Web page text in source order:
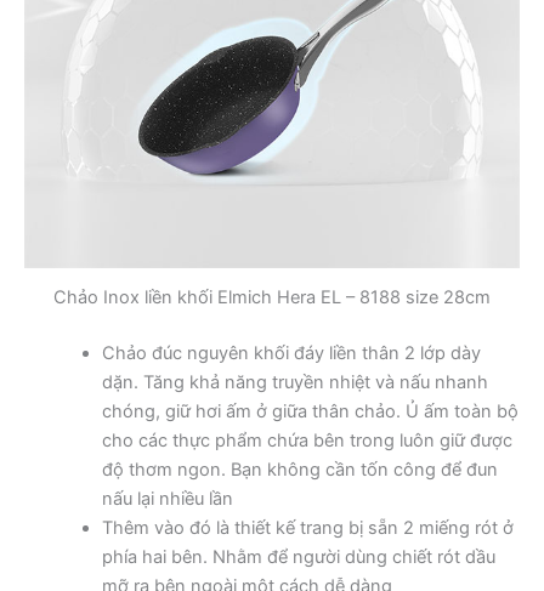
Chảo Inox liền khối Elmich Hera EL – 8188 size 28cm
Chảo đúc nguyên khối đáy liền thân 2 lớp dày
dặn. Tăng khả năng truyền nhiệt và nấu nhanh
chóng, giữ hơi ấm ở giữa thân chảo. Ủ ấm toàn bộ
cho các thực phẩm chứa bên trong luôn giữ được
độ thơm ngon. Bạn không cần tốn công để đun
nấu lại nhiều lần
Thêm vào đó là thiết kế trang bị sẵn 2 miếng rót ở
phía hai bên. Nhằm để người dùng chiết rót dầu
mỡ ra bên ngoài một cách dễ dàng